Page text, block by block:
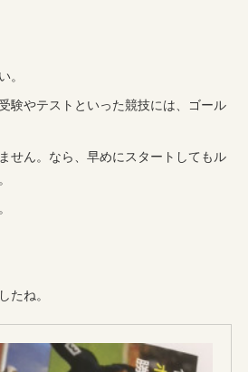
験やテストといった競技には、ゴール
せん。なら、早めにスタートしてもル
たね。